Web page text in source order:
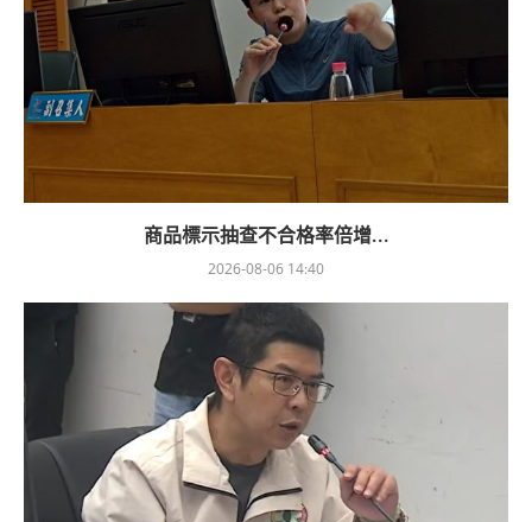
商品標示抽查不合格率倍增...
2026-08-06 14:40